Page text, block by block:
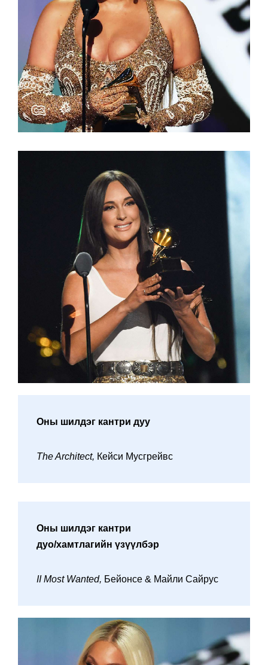
Оны шилдэг кантри дуу
The Architect, Кейси Мусгрейвс
Оны шилдэг кантри
дуо/хамтлагийн үзүүлбэр
II Most Wanted, Бейонсе & Майли Сайрус